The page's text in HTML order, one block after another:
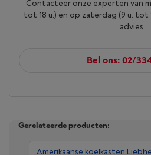
Contacteer onze experten van
tot 18 u.) en op zaterdag (9 u. tot
advies.
Bel ons: 02/
Gerelateerde producten:
Amerikaanse koelkasten